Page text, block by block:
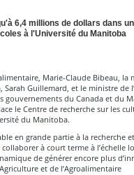
6,4 millions de dollars dans
à l'Université du Manitoba
Marie-Claude Bibeau, la
Guillemard, et le ministre de
gouvernements du Canada et du
le Centre de recherche sur les
du Manitoba.
en grande partie à la recherche
à court terme à l’échelle
de générer encore plus
et de l’Agroalimentaire